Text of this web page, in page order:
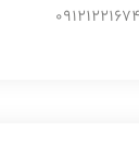
09121221674